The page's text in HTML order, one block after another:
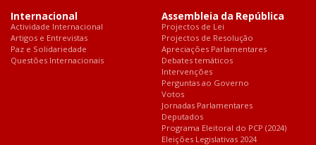
Internacional
Actividade Internacional
Artigos e Entrevistas
Paz e Solidariedade
Questões Internacionais
Assembleia da República
Projectos de Lei
Projectos de Resolução
Apreciações Parlamentares
Debates temáticos
Intervenções
Perguntas ao Governo
Votos
Jornadas Parlamentares
Deputados
Programa Eleitoral do PCP (2024)
Eleições Legislativas 2024